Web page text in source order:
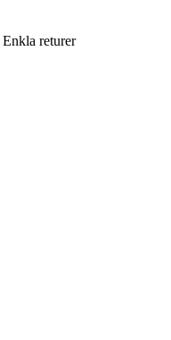
Enkla returer